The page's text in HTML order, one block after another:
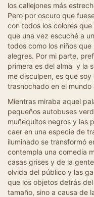
los callejones más
Pero por oscuro que
con todos los colores
que una vez escuché a
todos como los niños
alegres. Por mi parte,
primera es del alma y la
me disculpen, es que
trasnochado en el mundo
Mientras miraba aquel
pequeños autobuses
muñequitos negros y las
caer en una especie de
iluminado se transformó
contempla una comedia
casas grises y de la
olvida del público y las
que los objetos detrás
tamaño, sino a causa de